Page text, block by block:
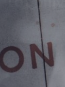
Karin Kleingeld
GEPLAATST OP:
5 november 2020